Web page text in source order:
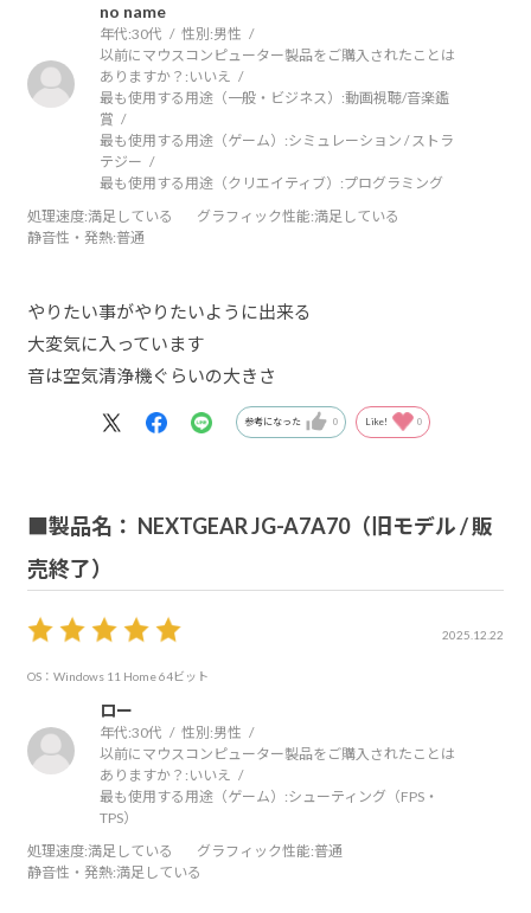
no name
年代:30代 性別:男性
以前にマウスコンピューター製品をご購入されたことは
ありますか？: いいえ
最も使用する用途（一般・ビジネス）:動画視聴/音楽鑑
賞
最も使用する用途（ゲーム）:シミュレーション / ストラ
テジー
最も使用する用途（クリエイティブ）:プログラミング
処理速度:満足している グラフィック性能:満足している
静音性・発熱:普通
やりたい事がやりたいように出来る
大変気に入っています
音は空気清浄機ぐらいの大きさ
参考になった 0 Like! 0
■製品名： NEXTGEAR JG-A7A70（旧モデル / 販
売終了）
2025.12.22
OS：Windows 11 Home 64ビット
ロー
年代:30代 性別:男性
以前にマウスコンピューター製品をご購入されたことは
ありますか？: いいえ
最も使用する用途（ゲーム）:シューティング（FPS・
TPS）
処理速度:満足している グラフィック性能:普通
静音性・発熱:満足している